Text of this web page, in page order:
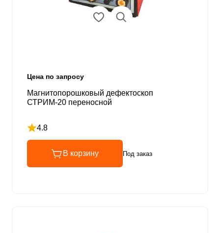
Цена по запросу
Магнитопорошковый дефектоскоп
СТРИМ-20 переносной
4.8
Рейтинг 4.8 из 5
В корзину Под заказ